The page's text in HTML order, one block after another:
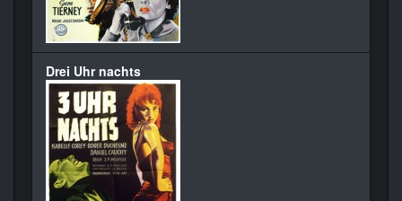
Drei Uhr nachts